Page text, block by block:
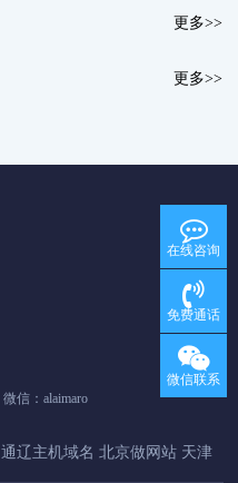
更多>>
更多>>
微信：alaimaro
通辽主机域名 北京做网站 天津
在线咨询
免费通话
微信联系